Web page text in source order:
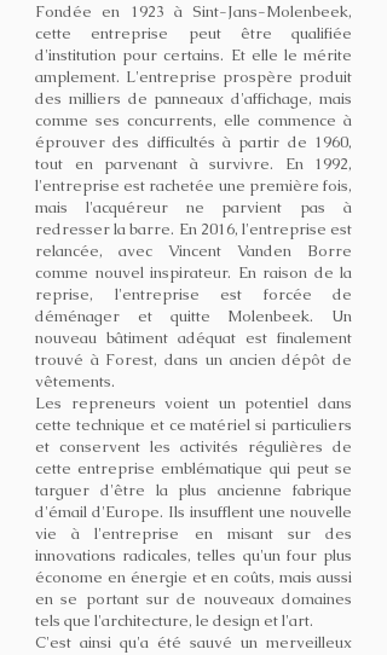
Fondée en 1923 à Sint-Jans-Molenbeek,
cette entreprise peut être qualifiée
d'institution pour certains. Et elle le mérite
amplement. L'entreprise prospère produit
des milliers de panneaux d'affichage, mais
comme ses concurrents, elle commence à
éprouver des difficultés à partir de 1960,
tout en parvenant à survivre. En 1992,
l'entreprise est rachetée une première fois,
mais l'acquéreur ne parvient pas à
redresser la barre. En 2016, l'entreprise est
relancée, avec Vincent Vanden Borre
comme nouvel inspirateur. En raison de la
reprise, l'entreprise est forcée de
déménager et quitte Molenbeek. Un
nouveau bâtiment adéquat est finalement
trouvé à Forest, dans un ancien dépôt de
vêtements.
Les repreneurs voient un potentiel dans
cette technique et ce matériel si particuliers
et conservent les activités régulières de
cette entreprise emblématique qui peut se
targuer d'être la plus ancienne fabrique
d'émail d'Europe. Ils insufflent une nouvelle
vie à l'entreprise en misant sur des
innovations radicales, telles qu'un four plus
économe en énergie et en coûts, mais aussi
en se portant sur de nouveaux domaines
tels que l'architecture, le design et l'art.
C'est ainsi qu'a été sauvé un merveilleux